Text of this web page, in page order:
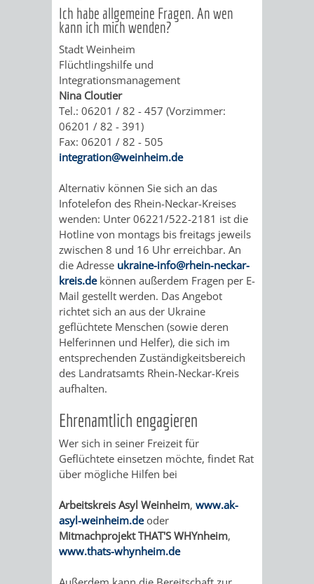
MELDEKARTEI
/
FAMILIENFORSCHUNG
VERÖFFENTLICHUNGEN
JÜDISCHE
SPUREN
IN
WEINHEIM
KRIEGERDENKMAL
DERFÜR
ERZIEHER/INNEN
RÄUMEN
RATHAUS
MELDEKARTEI
IN
WEINHEIM
KRIEGERDENKMAL
ZEIGMAL
APP
SECHS-
MÜHLEN-
TAL
BLOGGER
TOUR
AUSFLUGSZIELE
INFORMATION
SHOPPINGSPORT
MINIGOLFRADFAHREN
Ich habe allgemeine Fragen. An wen
kann ich mich wenden?
Stadt Weinheim
Flüchtlingshilfe und
Integrationsmanagement
Nina Cloutier
Tel.: 06201 / 82 - 457 (Vorzimmer:
06201 / 82 - 391)
Fax: 06201 / 82 - 505
integration@weinheim.de
Alternativ können Sie sich an das
Infotelefon des Rhein-Neckar-Kreises
wenden: Unter 06221/522-2181 ist die
Hotline von montags bis freitags jeweils
zwischen 8 und 16 Uhr erreichbar. An
die Adresse ukraine-info@rhein-neckar-
kreis.dekönnen außerdem Fragen per E-
Mail gestellt werden. Das Angebot
richtet sich an aus der Ukraine
geflüchtete Menschen (sowie deren
Helferinnen und Helfer), die sich im
entsprechenden Zuständigkeitsbereich
des Landratsamts Rhein-Neckar-Kreis
aufhalten.
Ehrenamtlich engagieren
Wer sich in seiner Freizeit für
Geflüchtete einsetzen möchte, findet Rat
über mögliche Hilfen bei
Arbeitskreis Asyl Weinheim, www.ak-
asyl-weinheim.deoder
Mitmachprojekt THAT'S WHYnheim,
www.thats-whynheim.de